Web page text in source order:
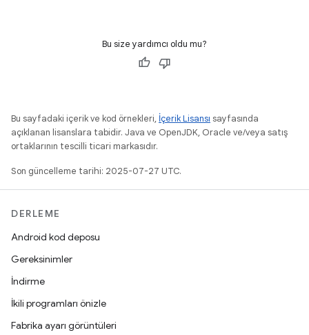
Bu size yardımcı oldu mu?
Bu sayfadaki içerik ve kod örnekleri, İçerik Lisansı sayfasında
açıklanan lisanslara tabidir. Java ve OpenJDK, Oracle ve/veya satış
ortaklarının tescilli ticari markasıdır.
Son güncelleme tarihi: 2025-07-27 UTC.
DERLEME
Android kod deposu
Gereksinimler
İndirme
İkili programları önizle
Fabrika ayarı görüntüleri